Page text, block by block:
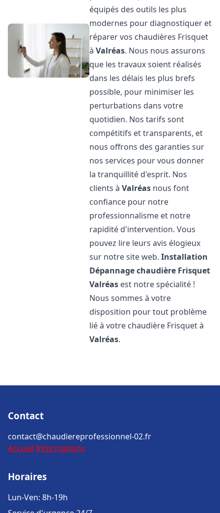
équipés des outils les plus
modernes pour diagnostiquer et
réparer vos chaudières Frisquet
àValréas. Nous nous assurons
que les travaux soient réalisés
dans les délais les plus brefs
possible, pour minimiser les
perturbations dans votre
quotidien. Nos tarifs sont
compétitifs et transparents, et
nous offrons des garanties sur
nos services pour vous donner
la tranquillité d'esprit. Nos
clients àValréas nous font
confiance pour notre
professionnalisme et notre
rapidité d'intervention. Vous
pouvez lire leurs avis élogieux
sur notre site web.Installation
Dépannage chaudière Frisquet
Valréas est notre spécialité !
Nous sommes à votre
disposition pour tout problème
lié à votre chaudière Frisquet à
Valréas.
Contact
contact@chaudiereprofessionnel-02.fr
Accueil Informations
Horaires
Lun-Ven: 8h-19h